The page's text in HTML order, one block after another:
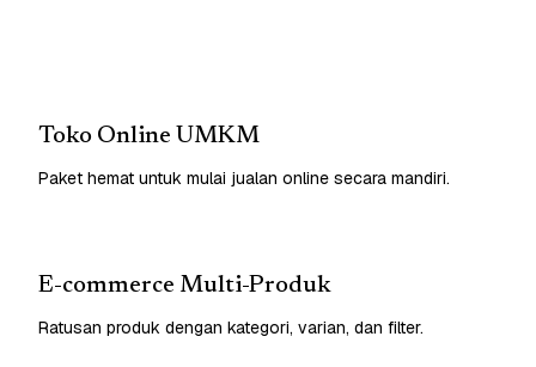
Toko Online UMKM
Paket hemat untuk mulai jualan online secara mandiri.
E-commerce Multi-Produk
Ratusan produk dengan kategori, varian, dan filter.